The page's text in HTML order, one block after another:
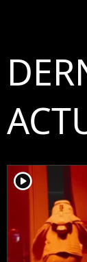
player2